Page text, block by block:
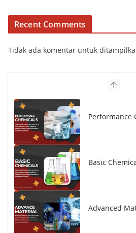
Recent Comments
Tidak ada komentar untuk
Performance
Basic
Advanced